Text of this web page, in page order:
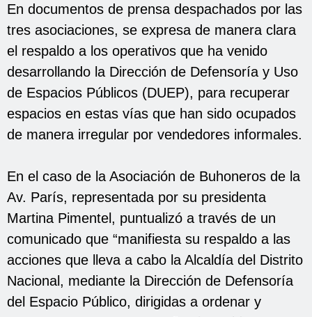
En documentos de prensa despachados por las
tres asociaciones, se expresa de manera clara
el respaldo a los operativos que ha venido
desarrollando la Dirección de Defensoría y Uso
de Espacios Públicos (DUEP), para recuperar
espacios en estas vías que han sido ocupados
de manera irregular por vendedores informales.
En el caso de la Asociación de Buhoneros de la
Av. París, representada por su presidenta
Martina Pimentel, puntualizó a través de un
comunicado que “manifiesta su respaldo a las
acciones que lleva a cabo la Alcaldía del Distrito
Nacional, mediante la Dirección de Defensoría
del Espacio Público, dirigidas a ordenar y